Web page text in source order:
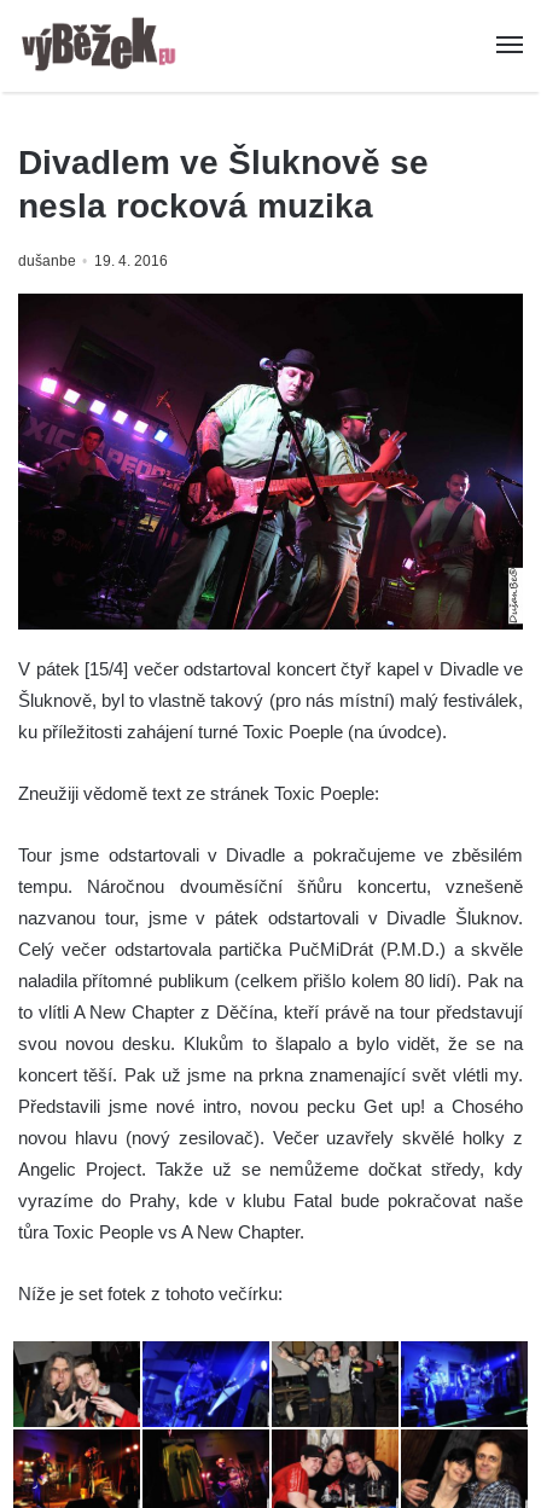
Divadlem ve Šluknově se
nesla rocková muzika
dušanbe 19. 4. 2016
V pátek [15/4] večer odstartoval koncert čtyř kapel v Divadle ve
Šluknově, byl to vlastně takový (pro nás místní) malý festiválek,
ku příležitosti zahájení turné Toxic Poeple (na úvodce).
Zneužiji vědomě text ze stránek Toxic Poeple:
Tour jsme odstartovali v Divadle a pokračujeme ve zběsilém
tempu. Náročnou dvouměsíční šňůru koncertu, vznešeně
nazvanou tour, jsme v pátek odstartovali v Divadle Šluknov.
Celý večer odstartovala partička PučMiDrát (P.M.D.) a skvěle
naladila přítomné publikum (celkem přišlo kolem 80 lidí). Pak na
to vlítli A New Chapter z Děčína, kteří právě na tour představují
svou novou desku. Klukům to šlapalo a bylo vidět, že se na
koncert těší. Pak už jsme na prkna znamenající svět vlétli my.
Představili jsme nové intro, novou pecku Get up! a Chosého
novou hlavu (nový zesilovač). Večer uzavřely skvělé holky z
Angelic Project. Takže už se nemůžeme dočkat středy, kdy
vyrazíme do Prahy, kde v klubu Fatal bude pokračovat naše
tůra Toxic People vs A New Chapter.
Níže je set fotek z tohoto večírku: